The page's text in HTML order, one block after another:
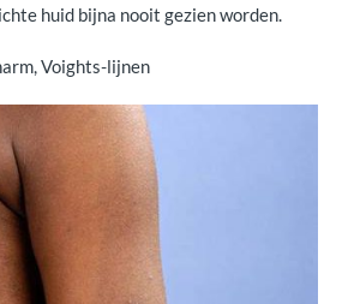
huid bijna nooit gezien worden.
Voights-lijnen